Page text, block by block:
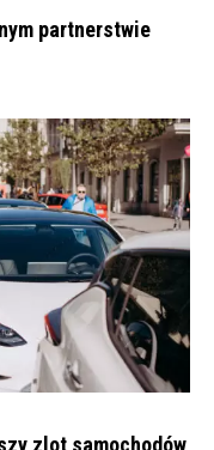
partnerstwie